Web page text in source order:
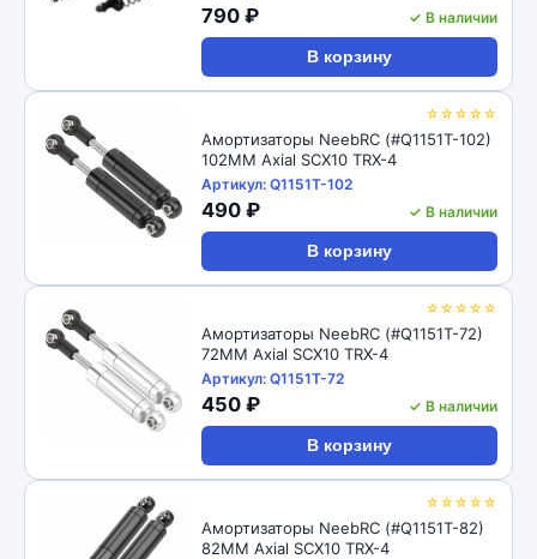
790 ₽ ✓ В наличии
В корзину
☆☆☆☆☆
Амортизаторы NeebRC (#Q1151T-102)
102MM Axial SCX10 TRX-4
Артикул: Q1151T-102
490 ₽ ✓ В наличии
В корзину
☆☆☆☆☆
Амортизаторы NeebRC (#Q1151T-72)
72MM Axial SCX10 TRX-4
Артикул: Q1151T-72
450 ₽ ✓ В наличии
В корзину
☆☆☆☆☆
Амортизаторы NeebRC (#Q1151T-82)
82MM Axial SCX10 TRX-4